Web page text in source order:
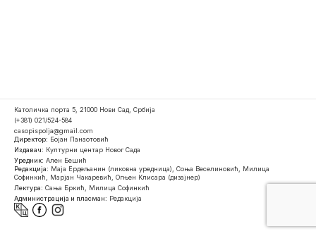
Католичка порта 5, 21000 Нови Сад, Србија
(+381) 021/524-584
casopispolja@gmail.com
Директор: Бојан Панаотовић
Издавач: Културни центар Новог Сада
Уредник: Ален Бешић
Редакција: Маја Ердељанин (ликовна уредница), Соња Веселиновић, Милица
Софинкић, Марјан Чакаревић, Огњен Клисара (дизајнер)
Лектура: Сања Бркић, Милица Софинкић
Администрација и пласман: Редакција